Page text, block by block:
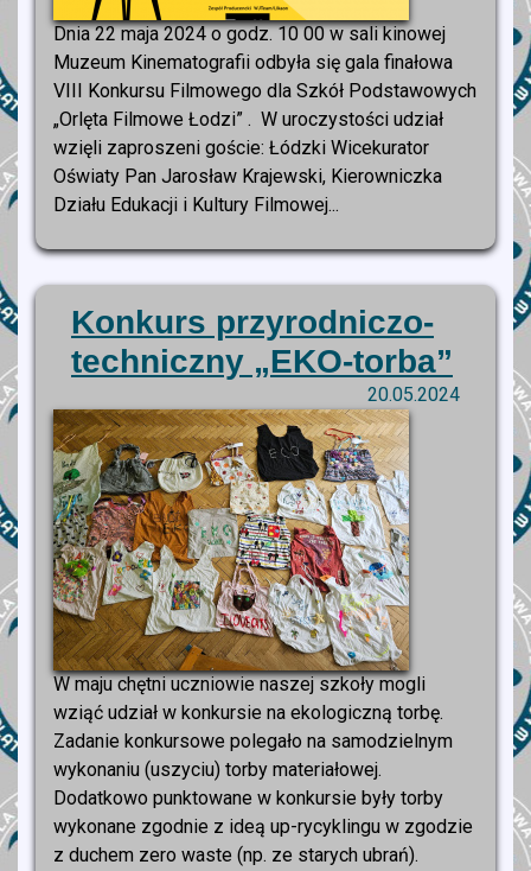
Dnia 22 maja 2024 o godz. 10 00 w sali kinowej
Muzeum Kinematografii odbyła się gala finałowa
VIII Konkursu Filmowego dla Szkół Podstawowych
„Orlęta Filmowe Łodzi” . W uroczystości udział
wzięli zaproszeni goście: Łódzki Wicekurator
Oświaty Pan Jarosław Krajewski, Kierowniczka
Działu Edukacji i Kultury Filmowej...
Konkurs przyrodniczo-
techniczny „EKO-torba”
20.05.2024
W maju chętni uczniowie naszej szkoły mogli
wziąć udział w konkursie na ekologiczną torbę.
Zadanie konkursowe polegało na samodzielnym
wykonaniu (uszyciu) torby materiałowej.
Dodatkowo punktowane w konkursie były torby
wykonane zgodnie z ideą up-rycyklingu w zgodzie
z duchem zero waste (np. ze starych ubrań).